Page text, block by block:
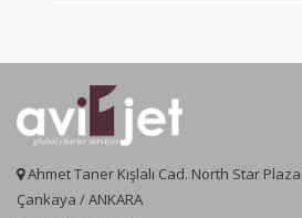
Ahmet Taner Kışlalı Cad. North Star
Çankaya / ANKARA